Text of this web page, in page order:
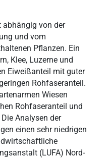
abhängig von der
und vom
Pflanzen. Ein
Klee, Luzerne und
Eiweißanteil mit guter
Rohfaseranteil.
Wiesen
Rohfaseranteil und
Analysen der
einen sehr niedrigen
(LUFA) Nord-